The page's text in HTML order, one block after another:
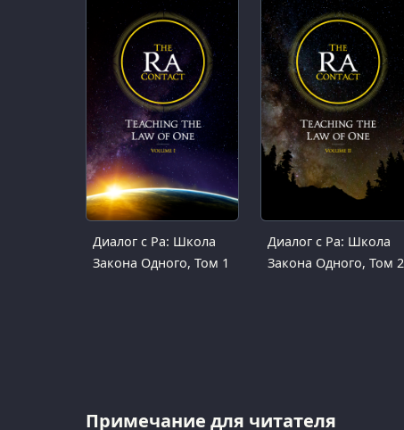
Диалог с Ра: Школа
Закона Одного, Том 1
Диалог с Ра: Школа
Закона Одного, Том 2
Примечание для читателя